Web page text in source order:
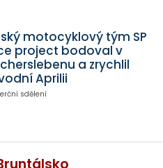
motocyklový tým SP
project bodoval v
a zrychlil
Aprilii
sdělení